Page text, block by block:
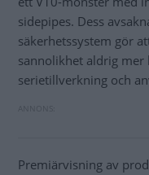
sidepipes. Dess
säkerhetssystem gör
sannolikhet aldrig
serietillverkning och
Premiärvisning av